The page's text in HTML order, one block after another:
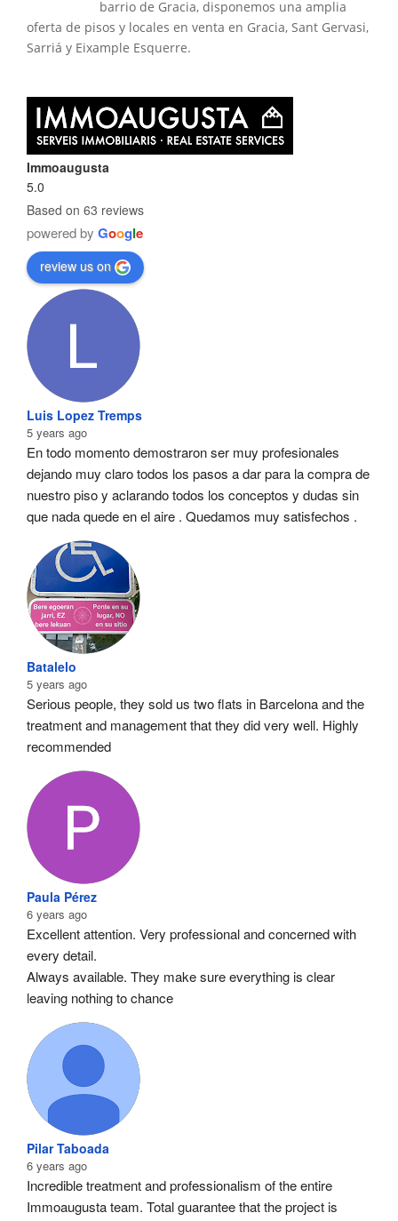
barrio de Gracia, disponemos una amplia
oferta de pisos y locales en venta en Gracia, Sant Gervasi,
Sarriá y Eixample Esquerre.
Immoaugusta
5.0
Based on 63 reviews
powered by Google
review us on
Luis Lopez Tremps
5 years ago
En todo momento demostraron ser muy profesionales
dejando muy claro todos los pasos a dar para la compra de
nuestro piso y aclarando todos los conceptos y dudas sin
que nada quede en el aire . Quedamos muy satisfechos .
Batalelo
5 years ago
Serious people, they sold us two flats in Barcelona and the
treatment and management that they did very well. Highly
recommended
Paula Pérez
6 years ago
Excellent attention. Very professional and concerned with
every detail.
Always available. They make sure everything is clear
leaving nothing to chance
Pilar Taboada
6 years ago
Incredible treatment and professionalism of the entire
Immoaugusta team. Total guarantee that the project is